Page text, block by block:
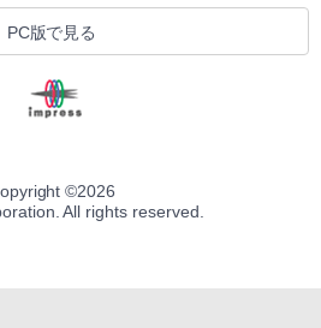
PC版で見る
©2026
All rights reserved.